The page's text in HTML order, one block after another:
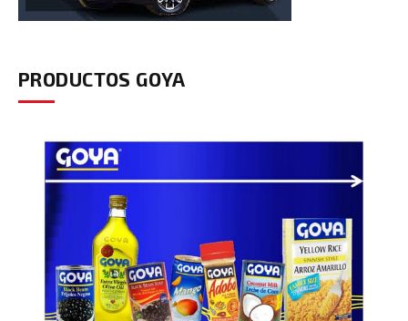
PRODUCTOS GOYA